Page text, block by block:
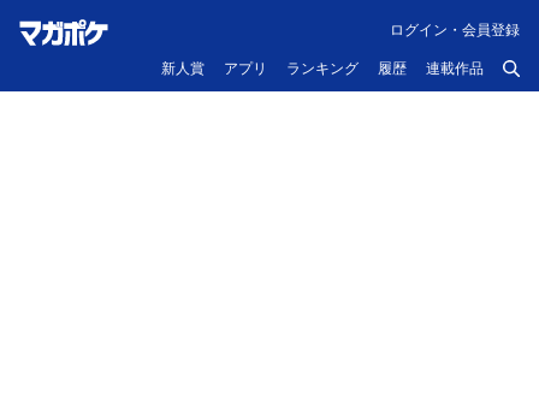
新人賞 アプリ ランキング 履歴 連載作品
ログイン・会員登録